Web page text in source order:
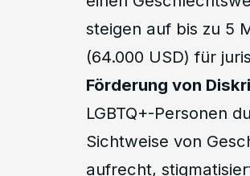
steigen auf bis zu 5
(64.000 USD) für
Förderung von
LGBTQ+-Personen
Sichtweise von
aufrecht,